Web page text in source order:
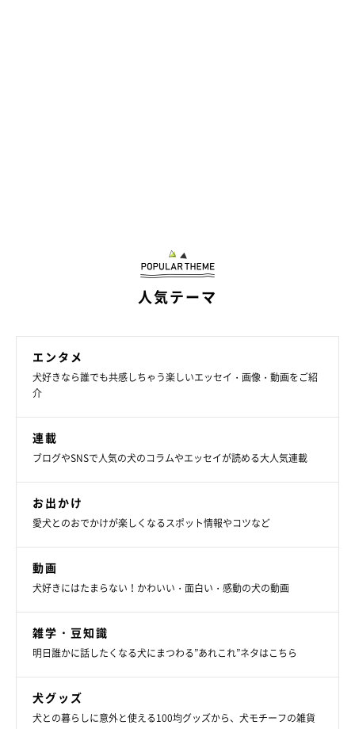
おやつの納豆を食べたくて、足をパタパタさせちゃう…！
らしい行動があるそうです。
飼い主さん：
「普段から何かをあげるときにはオスワリさせて、少しマテをさ
せてからあげています。おやつやオモチャ、おいしいごはんのと
きは 欲しい気持ちを抑えきれずに、オスワリをしたまま足をパタ
人気テーマ
エンタメ
犬好きなら誰でも共感しちゃう楽しいエッセイ・画像・動画をご紹
介
連載
ブログやSNSで人気の犬のコラムやエッセイが読める大人気連載
お出かけ
愛犬とのおでかけが楽しくなるスポット情報やコツなど
動画
犬好きにはたまらない！かわいい・面白い・感動の犬の動画
雑学・豆知識
明日誰かに話したくなる犬にまつわる”あれこれ”ネタはこちら
犬グッズ
犬との暮らしに意外と使える100均グッズから、犬モチーフの雑貨